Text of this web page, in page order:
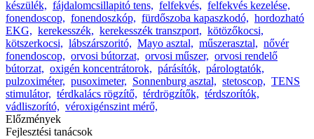
készülék, fájdalomcsillapitó tens, felfekvés, felfekvés kezelése,
fonendoscop, fonendoszkóp, fürdőszoba kapaszkodó, hordozható
EKG, kerekesszék, kerekesszék transzport, kötözőkocsi,
kötszerkocsi, lábszárszoritó, Mayo asztal, műszerasztal, nővér
fonendoscop, orvosi bútorzat, orvosi műszer, orvosi rendelő
bútorzat, oxigén koncentrátorok, párásítók, párologtatók,
pulzoximéter, pusoximeter, Sonnenburg asztal, stetoscop, TENS
stimulátor, térdkalács rögzítő, térdrögzítők, térdszorítók,
vádliszorító, véroxigénszint mérő,
Előzmények
Fejlesztési tanácsok